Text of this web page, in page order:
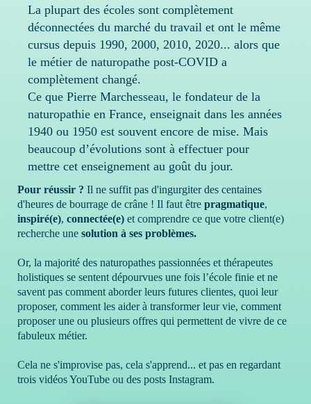
La plupart des écoles sont complètement
déconnectées du marché du travail et ont le même
cursus depuis 1990, 2000, 2010, 2020... alors que
le métier de naturopathe post-COVID a
complètement changé.
Ce que Pierre Marchesseau, le fondateur de la
naturopathie en France, enseignait dans les années
1940 ou 1950 est souvent encore de mise. Mais
beaucoup d’évolutions sont à effectuer pour
mettre cet enseignement au goût du jour.
Pour réussir ? Il ne suffit pas d'ingurgiter des centaines
d'heures de bourrage de crâne ! Il faut être pragmatique,
inspiré(e), connectée(e) et comprendre ce que votre client(e)
recherche une solution à ses problèmes.
Or, la majorité des naturopathes passionnées et thérapeutes
holistiques se sentent dépourvues une fois l’école finie et ne
savent pas comment aborder leurs futures clientes, quoi leur
proposer, comment les aider à transformer leur vie, comment
proposer une ou plusieurs offres qui permettent de vivre de ce
fabuleux métier.
Cela ne s'improvise pas, cela s'apprend... et pas en regardant
trois vidéos YouTube ou des posts Instagram.